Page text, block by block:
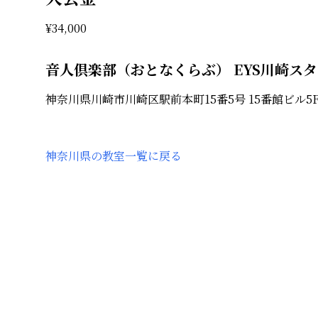
¥34,000
音人倶楽部（おとなくらぶ） EYS川崎ス
神奈川県川崎市川崎区駅前本町15番5号 15番館ビル
神奈川県の教室一覧に戻る